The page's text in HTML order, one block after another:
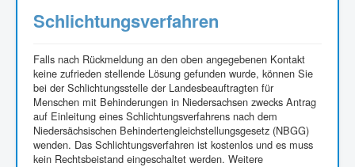
Schlichtungsverfahren
Falls nach Rückmeldung an den oben angegebenen Kontakt
keine zufrieden stellende Lösung gefunden wurde, können Sie
bei der Schlichtungsstelle der Landesbeauftragten für
Menschen mit Behinderungen in Niedersachsen zwecks Antrag
auf Einleitung eines Schlichtungsverfahrens nach dem
Niedersächsischen Behindertengleichstellungsgesetz (NBGG)
wenden. Das Schlichtungsverfahren ist kostenlos und es muss
kein Rechtsbeistand eingeschaltet werden. Weitere